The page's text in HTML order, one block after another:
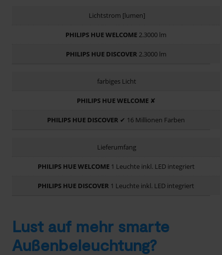
Lichtstrom [lumen]
2.3000 lm
2.3000 lm
farbiges Licht
✘
✔ 16 Millionen Farben
Lieferumfang
1 Leuchte inkl. LED integriert
1 Leuchte inkl. LED integriert
Lust auf mehr smarte
Außenbeleuchtung?